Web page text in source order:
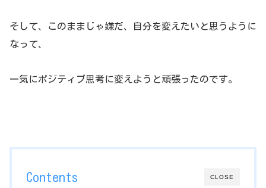
そして、このままじゃ嫌だ、自分を変えたいと思うように
なって、
一気にポジティブ思考に変えようと頑張ったのです。
CLOSE
Contents